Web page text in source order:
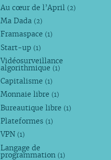
Au cœur de l’April (2)
Ma Dada (2)
Framaspace (1)
Start-up (1)
Vidéosurveillance
algorithmique (1)
Capitalisme (1)
Monnaie libre (1)
Bureautique libre (1)
Plateformes (1)
VPN (1)
Langage de
programmation (1)